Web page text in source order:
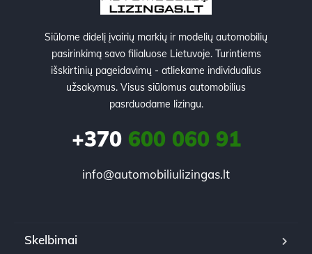
Siūlome didelį įvairių markių ir modelių automobilių
pasirinkimą savo filialuose Lietuvoje. Turintiems
išskirtinių pageidavimų - atliekame individualius
užsakymus. Visus siūlomus automobilius
pasrduodame lizingu.
+370600 060 91
info@automobiliulizingas.lt
Skelbimai